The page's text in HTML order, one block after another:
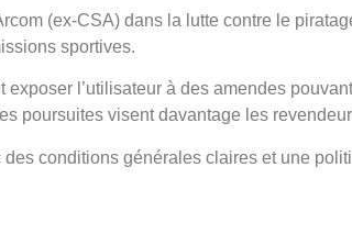
(ex-CSA) dans la lutte contre le
sportives.
l’utilisateur à des amendes
poursuites visent davantage les
conditions générales claires et une